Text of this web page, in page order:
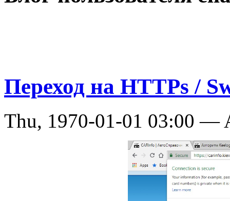
Переход на HTTPs /
Thu, 1970-01-01 03:00 —